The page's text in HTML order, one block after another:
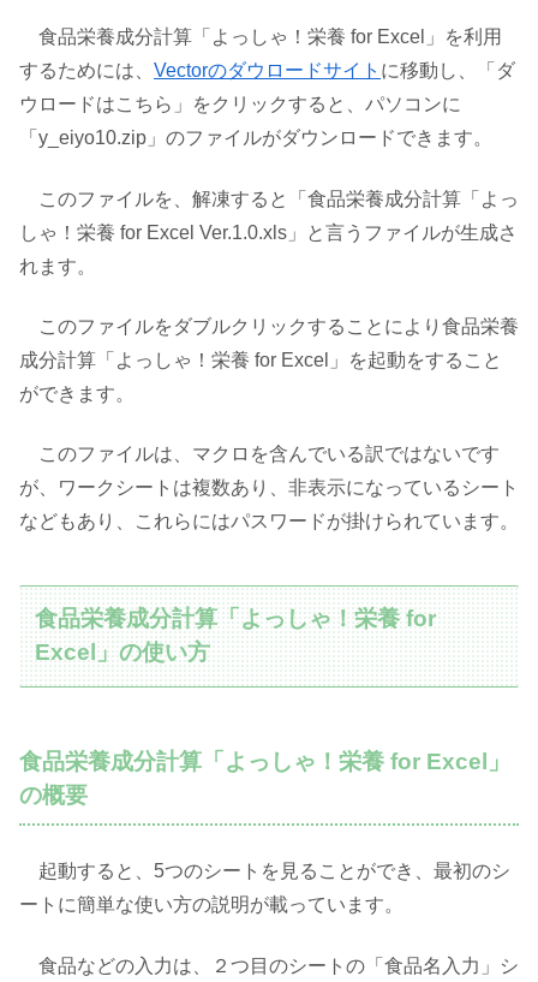
食品栄養成分計算「よっしゃ！栄養 for Excel」を利用
するためには、 Vectorのダウロードサイト に移動し、「ダ
ウロードはこちら」をクリックすると、パソコンに
「y_eiyo10.zip」のファイルがダウンロードできます。
このファイルを、解凍すると「食品栄養成分計算「よっ
しゃ！栄養 for Excel Ver.1.0.xls」と言うファイルが生成さ
れます。
このファイルをダブルクリックすることにより食品栄養
成分計算「よっしゃ！栄養 for Excel」を起動をすること
ができます。
このファイルは、マクロを含んでいる訳ではないです
が、ワークシートは複数あり、非表示になっているシート
などもあり、これらにはパスワードが掛けられています。
食品栄養成分計算「よっしゃ！栄養 for
Excel」の使い方
食品栄養成分計算「よっしゃ！栄養 for Excel」
の概要
起動すると、5つのシートを見ることができ、最初のシ
ートに簡単な使い方の説明が載っています。
食品などの入力は、２つ目のシートの「食品名入力」シ